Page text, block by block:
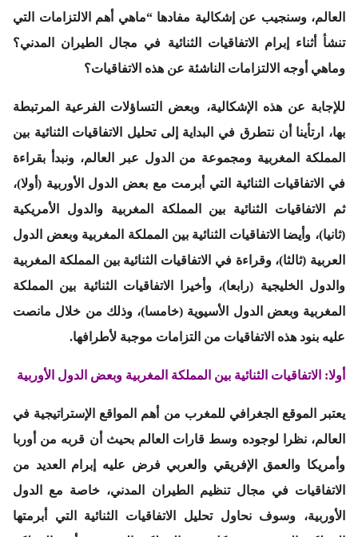
العالم، وسنجيب عن إشكالية مفادها “ماهي أهم الالتزامات التي
تنشأ أثناء إبرام الاتفاقيات الثنائية في مجال الطيران المدني؟
وماهي أوجه الالتزامات الناشئة عن هذه الاتفاقيات؟
للإجابة عن هذه الإشكالية، وبعض التساؤلات الفرعية المرتبطة
بها، ارتأينا أن نتطرق في البداية إلى تحليل الاتفاقيات الثنائية بين
المملكة المغربية ومجموعة من الدول عبر العالم، ونبدأ بقراءة
في الاتفاقيات الثنائية التي أبرمت مع بعض الدول الأوربية (أولا)،
ثم الاتفاقيات الثنائية بين المملكة المغربية والدول الأمريكية
(ثانيا)، وأيضا الاتفاقيات الثنائية بين المملكة المغربية وبعض الدول
العربية (ثالثا)، وقراءة في الاتفاقيات الثنائية بين المملكة المغربية
والدول الخليجية (رابعا)، وأخيرا الاتفاقيات الثنائية بين المملكة
المغربية وبعض الدول الأسيوية (خامسا)، وذلك من خلال مانصت
عليه بنود هذه الاتفاقيات من التزامات موجبة لأطرافها.
أولا: الاتفاقيات الثنائية بين المملكة المغربية وبعض الدول الأوربية
يعتبر الموقع الجغرافي للمغرب من أهم المواقع الإستراتيجية في
العالم، نظرا لوجوده وسط قارات العالم بحيث أن قربه من أوربا
وأمريكا والعمق الإفريقي والعربي فرض عليه إبرام العديد من
الاتفاقيات في مجال تنظيم الطيران المدني، خاصة مع الدول
الأوربية، وسوف نحاول تحليل الاتفاقيات الثنائية التي أبرمتها